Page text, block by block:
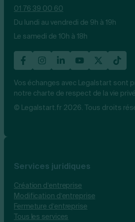
01 76 39 00 60
Du lundi au vendredi de 9h à 19h
Le samedi de 10h à 18h
Vos échanges avec Legalstart sont
notre charte de respect de la vie
© Legalstart.fr 2026. Tous droits
Services juridiques
Création d’entreprise
Modification d’entreprise
Fermeture d’entreprise
Tous les services